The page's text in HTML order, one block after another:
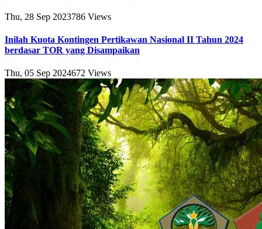
Thu, 28 Sep 2023786 Views
Inilah Kuota Kontingen Pertikawan Nasional II Tahun 2024
berdasar TOR yang Disampaikan
Thu, 05 Sep 2024672 Views